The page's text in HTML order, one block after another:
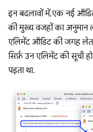
इन बदलावों में, एक नई
की मुख्य वजहों का अनुमान
एलिमेंट ऑडिट की जगह
सिर्फ़ उन एलिमेंट की सूची
पड़ता था.